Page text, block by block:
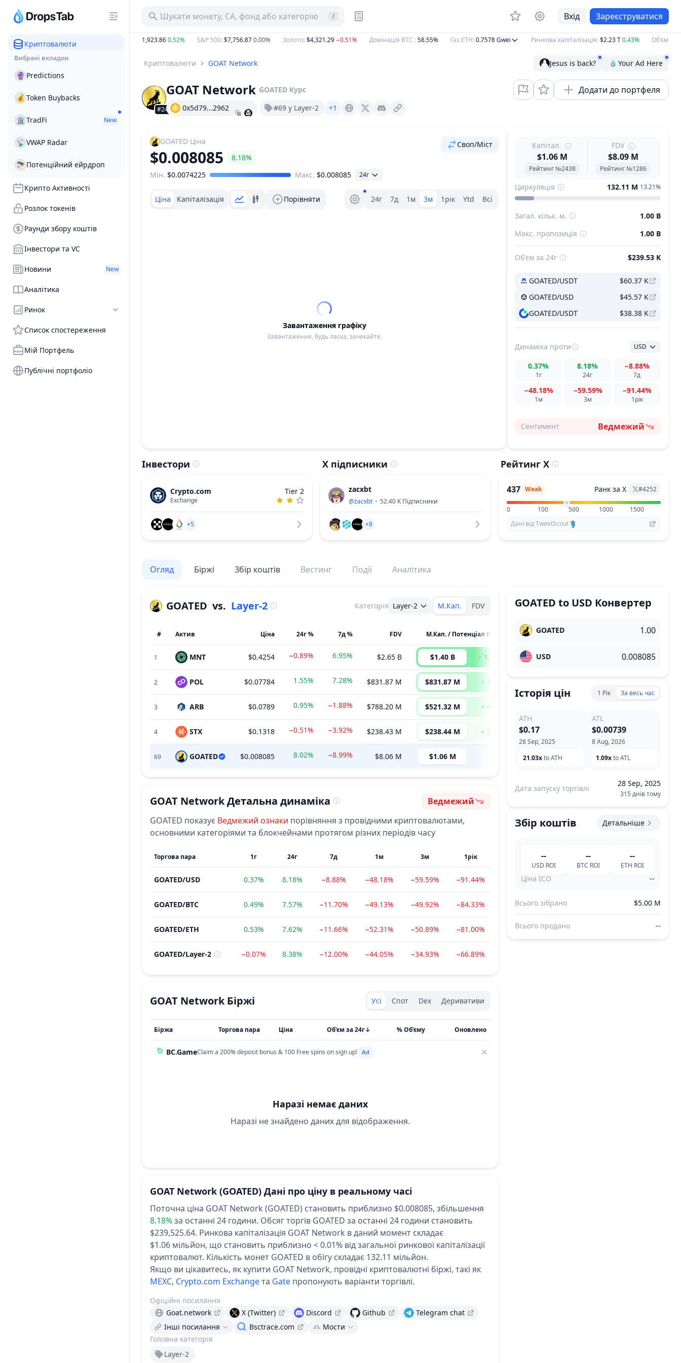
Криптовалюти
Вибрані вкладки
🔮 Predictions
💰 Token Buybacks
🏛 TradFi New
📡 VWAP Radar
🪂 Потенційний ейрдроп
Крипто Активності
Розлок токенів
Раунди збору коштів
Інвестори та VC
Новини New
Аналітика
Ринок
Список спостереження
Мій Портфель
Публічні портфоліо
Шукати монету, CA, фонд або категорію / Вхід Зареєструватися
14.14% $1,923.860.52% S&P 500:$7,756.870.00% Золото:$4,321.29−0.51% Домінація BTC:58.55% Газ ETH :0.7578Gwei Ринкова капіталізація:$2.23 T0.43% Об'єм за 24г
Криптовалюти GOAT Network Jesus is back? Your Ad Here
#2438
GOAT Network GOATED Курс Додати до портфеля
0x5d79...2962 #69 у Layer-2 +1 X (Twitter)
GOATED Ціна
$0.008085 8.18%
Своп/Міст
Діапазон цін
Мін. $0.0074225 Макс. $0.008085 24г
Ціна Капіталізація Порівняти Вибір діапазону.
24г 7д 1м 3м 1рік Ytd Всі
Завантаження графіку
Завантаження, будь ласка, зачекайте.
Капітал.
$1.06 M
Рейтинг №2438
FDV
$8.09 M
Рейтинг №1286
Циркуляція 132.11 M 13.21%
Загал. кільк. м.
1.00 B
Макс. пропозиція
1.00 B
Об'єм за 24г $239.53 K
GOATED/USDT
$60.37 K
GOATED/USD
$45.57 K
GOATED/USDT
$38.38 K
Динаміка проти USD
1г
0.37%
24г
8.18%
7д
−8.88%
1м
−48.18%
3м
−59.59%
1рік
−91.44%
Сентимент Ведмежий
Інвестори
Crypto.com
Exchange
Tier 2
+5
X підписники
zacxbt
@zacxbt 52.40 K Підписники
+8
Рейтинг X
437 Weak Ранк за X #4252
0 100 500 1000
1500
Дані від TweetScout
Огляд Біржі Збір коштів Вестинг Події Аналітика
GOATED vs. Layer-2 Категорія Layer-2 М.Кап. FDV
# Актив Ціна 24г % 7д % FDV М.Кап. / Потенціал Росту
1 MNT $0.4254 −0.89% 6.95% $2.65 B $1.40 B 1,319
2 POL $0.07784 1.55% 7.28% $831.87 M $831.87 M 781
3 ARB $0.0789 0.95% −1.88% $788.20 M $521.32 M 489
4 STX $0.1318 −0.51% −3.92% $238.43 M $238.44 M 223
69 GOATED $0.008085 8.02% −8.99% $8.06 M $1.06 M
GOAT NetworkДетальна динаміка Сентимент
Ведмежий
GOATED показує Ведмежий ознаки порівняння з провідними криптовалютами,
основними категоріями та блокчейнами протягом різних періодів часу
Торгова пара 1г 24г 7д 1м 3м 1рік
GOATED/USD 0.37% 8.18% −8.88% −48.18% −59.59% −91.44%
GOATED/BTC 0.49% 7.57% −11.70% −49.13% −49.92% −84.33%
GOATED/ETH 0.53% 7.62% −11.66% −52.31% −50.89% −81.00%
GOATED/Layer-2 −0.07% 8.38% −12.00% −44.05% −34.93% −66.89%
GOATED to USD Конвертер
GOATED
USD
Історія цін 1 Рік За весь час
ATH
28 Sep, 2025
$0.17
21.03xto ATH
ATL
8 Aug, 2026
$0.00739
1.09xto ATL
Дата запуску торгівлі
28 Sep, 2025
315 днів тому
Збір коштів Детальніше
--
USD ROI
--
BTC ROI
--
ETH ROI
Ціна ICO --
Всього зібрано $5.00 M
Всього продано --
GOAT Network Біржі Exchanges type
Усі Спот Dex Деривативи
Біржа Торгова пара Ціна ↓
Об'єм за 24г % Об'єму Оновлено
BC.GameClaim a 200% deposit bonus & 100 Free spins on sign up!
Наразі немає даних
Наразі не знайдено даних для відображення.
GOAT Network (GOATED) Дані про ціну в реальному часі
Поточна ціна GOAT Network (GOATED) становить приблизно $0.008085, збільшення
8.18%за останні 24 години. Обсяг торгів GOATED за останні 24 години становить
$239,525.64. Ринкова капіталізація GOAT Network в даний момент складає
$1.06 мільйон, що становить приблизно < 0.01% від загальної ринкової капіталізації
криптовалют. Кількість монет GOATED в обігу складає 132.11 мільйон.
Якщо ви цікавитесь, як купити GOAT Network, провідні криптовалютні біржі, такі як
MEXC, Crypto.com Exchangeта Gate пропонують варіанти торгівлі.
Головна категорія
Layer-2
Офіційні посилання
Goat.network
X (Twitter) Discord Github
Telegram chat
Інші посилання
Bsctrace.com Мости